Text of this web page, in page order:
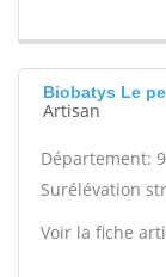
Biobatys Le
Artisan
Département:
Surélévation
Voir la fiche